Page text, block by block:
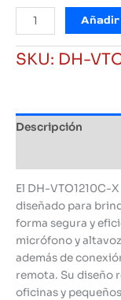
Dahua
Videoportero
Exterior
Villa
SKU: DH-
Descripción
El DH-VTO1210C-
diseñado para
forma segura y
micrófono y
además de
remota. Su diseño
oficinas y